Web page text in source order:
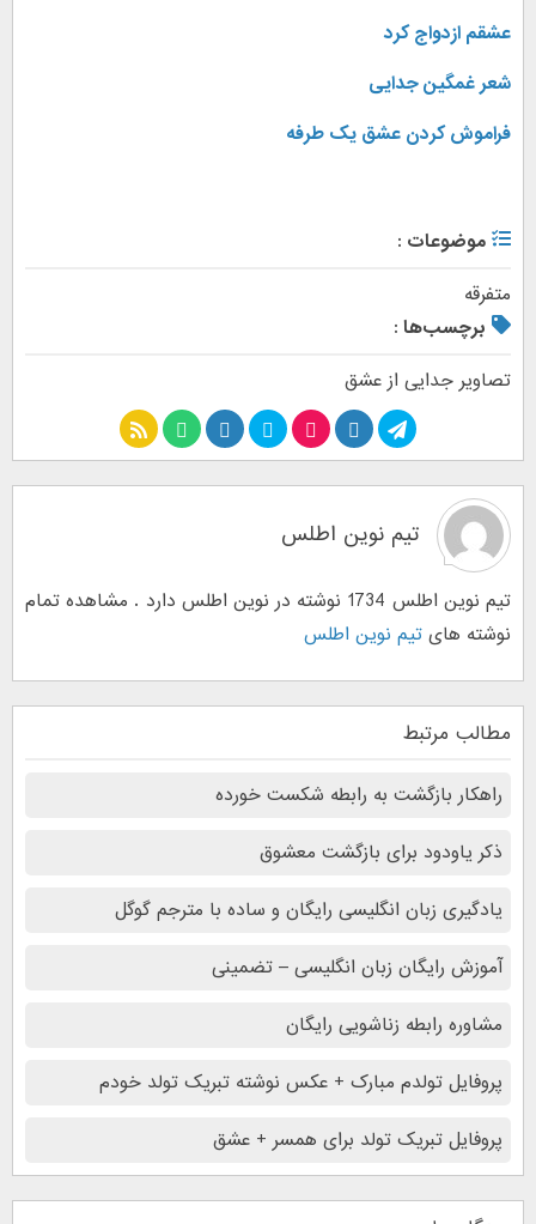
عشقم ازدواج کرد
شعر غمگین جدایی
فراموش کردن عشق یک طرفه
موضوعات :
متفرقه
برچسب‌ها :
تصاویر جدایی از عشق
تیم نوین اطلس
تیم نوین اطلس 1734 نوشته در نوین اطلس دارد . مشاهده تمام
نوشته های تیم نوین اطلس
مطالب مرتبط
راهکار بازگشت به رابطه شکست خورده
ذکر یاودود برای بازگشت معشوق
یادگیری زبان انگلیسی رایگان و ساده با مترجم گوگل
آموزش رایگان زبان انگلیسی – تضمینی
مشاوره رابطه زناشویی رایگان
پروفایل تولدم مبارک + عکس نوشته تبریک تولد خودم
پروفایل تبریک تولد برای همسر + عشق